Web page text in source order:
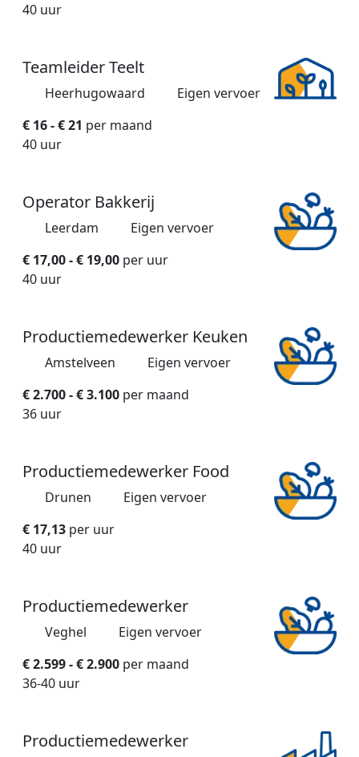
40 uur
Teamleider Teelt
Heerhugowaard
Eigen vervoer
€ 16 - € 21 per maand
40 uur
Operator Bakkerij
Leerdam
Eigen vervoer
€ 17,00 - € 19,00 per uur
40 uur
Productiemedewerker Keuken
Amstelveen
Eigen vervoer
€ 2.700 - € 3.100 per maand
36 uur
Productiemedewerker Food
Drunen
Eigen vervoer
€ 17,13 per uur
40 uur
Productiemedewerker
Veghel
Eigen vervoer
€ 2.599 - € 2.900 per maand
36-40 uur
Productiemedewerker